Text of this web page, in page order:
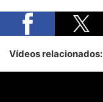
Vídeos relacionados: